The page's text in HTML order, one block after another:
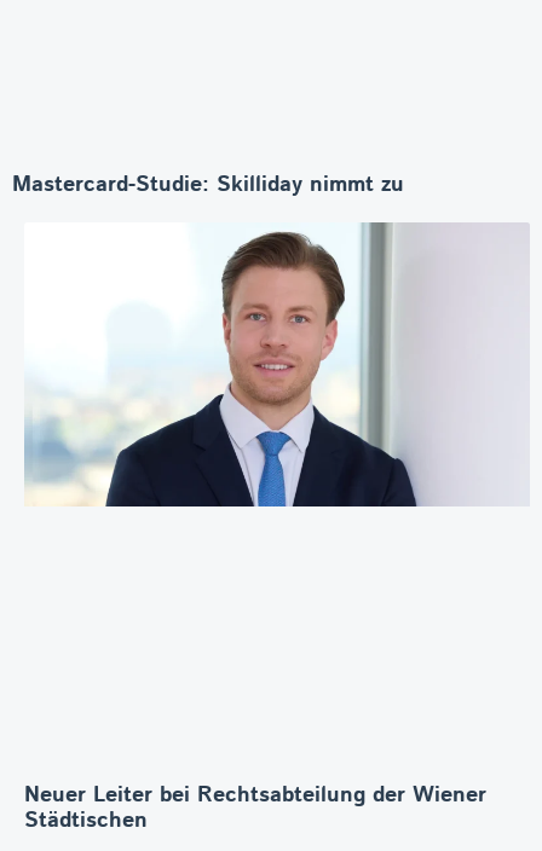
Mastercard-Studie: Skilliday nimmt zu
Neuer Leiter bei Rechtsabteilung der Wiener
Städtischen